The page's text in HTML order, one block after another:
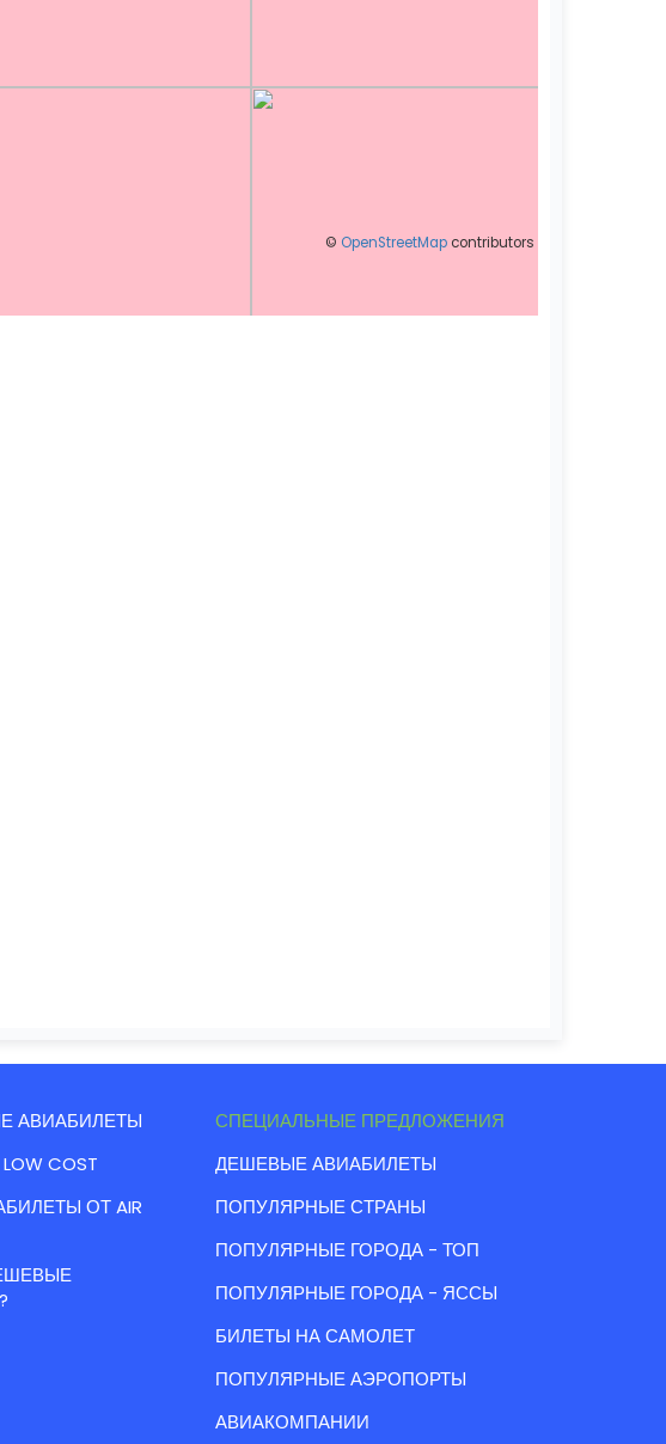
© OpenStreetMap contributors
АВИАБИЛЕТЫ
COST
ОТ AIR
СПЕЦИАЛЬНЫЕ ПРЕДЛОЖЕНИЯ
ДЕШЕВЫЕ АВИАБИЛЕТЫ
ПОПУЛЯРНЫЕ СТРАНЫ
ПОПУЛЯРНЫЕ ГОРОДА - ТОП
ПОПУЛЯРНЫЕ ГОРОДА - ЯССЫ
БИЛЕТЫ НА САМОЛЕТ
ПОПУЛЯРНЫЕ АЭРОПОРТЫ
АВИАКОМПАНИИ